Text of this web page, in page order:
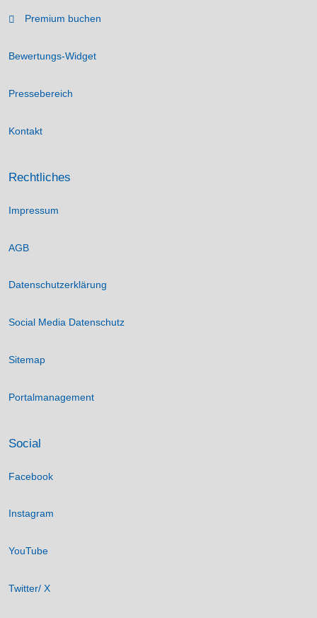
Premium buchen
Bewertungs-Widget
Pressebereich
Kontakt
Rechtliches
Impressum
AGB
Datenschutzerklärung
Social Media Datenschutz
Sitemap
Portalmanagement
Social
Facebook
Instagram
YouTube
Twitter/ X